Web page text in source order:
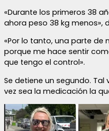
«Durante los primeros 38
ahora peso 38 kg menos»,
«Por lo tanto, una parte de
porque me hace sentir
que tengo el control».
Se detiene un segundo. Tal
vez sea la medicación la